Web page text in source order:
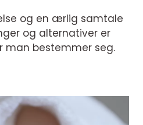
og en ærlig samtale
og alternativer er
man bestemmer seg.